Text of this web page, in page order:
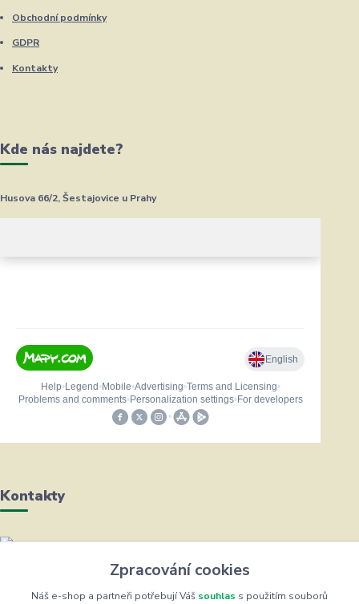
Obchodní podmínky
GDPR
Kontakty
Kde nás najdete?
Husova 66/2, Šestajovice u Prahy
Kontakty
Helena Bayerová
+420 604 711 491
(Po-Čt, 8-16 hod.)
Zpracování cookies
Náš e-shop a partneři potřebují Váš souhlas s použitím souborů